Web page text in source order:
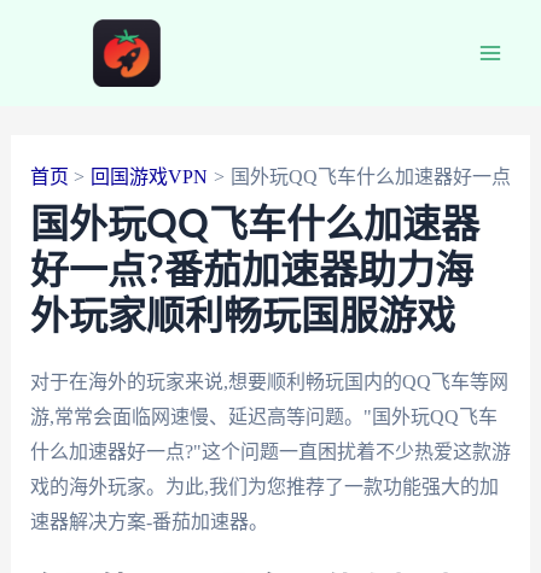
首页 回国游戏VPN 国外玩QQ飞车什么加速器好一点
国外玩QQ飞车什么加速器
好一点?番茄加速器助力海
外玩家顺利畅玩国服游戏
对于在海外的玩家来说,想要顺利畅玩国内的QQ飞车等网
游,常常会面临网速慢、延迟高等问题。"国外玩QQ飞车
什么加速器好一点?"这个问题一直困扰着不少热爱这款游
戏的海外玩家。为此,我们为您推荐了一款功能强大的加
速器解决方案-番茄加速器。